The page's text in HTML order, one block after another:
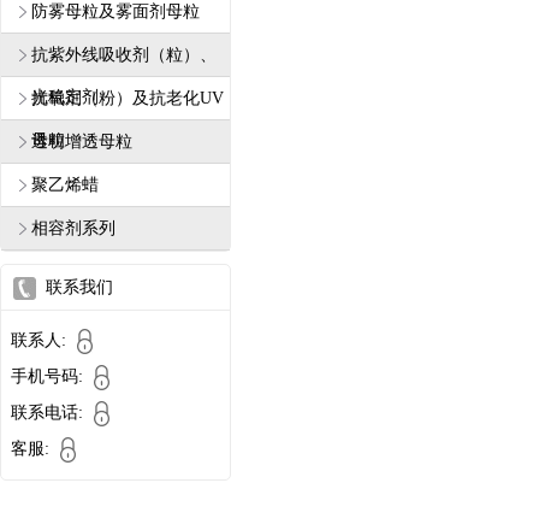
防雾母粒及雾面剂母粒
抗紫外线吸收剂（粒）、
光稳定剂
抗氧剂（粉）及抗老化UV
母粒
透明增透母粒
聚乙烯蜡
相容剂系列
联系我们
联系人:
手机号码:
联系电话:
客服: